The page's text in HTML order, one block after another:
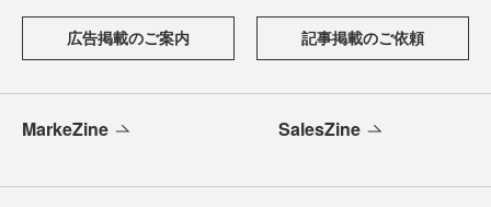
広告掲載のご案内 記事掲載のご依頼
MarkeZine SalesZine